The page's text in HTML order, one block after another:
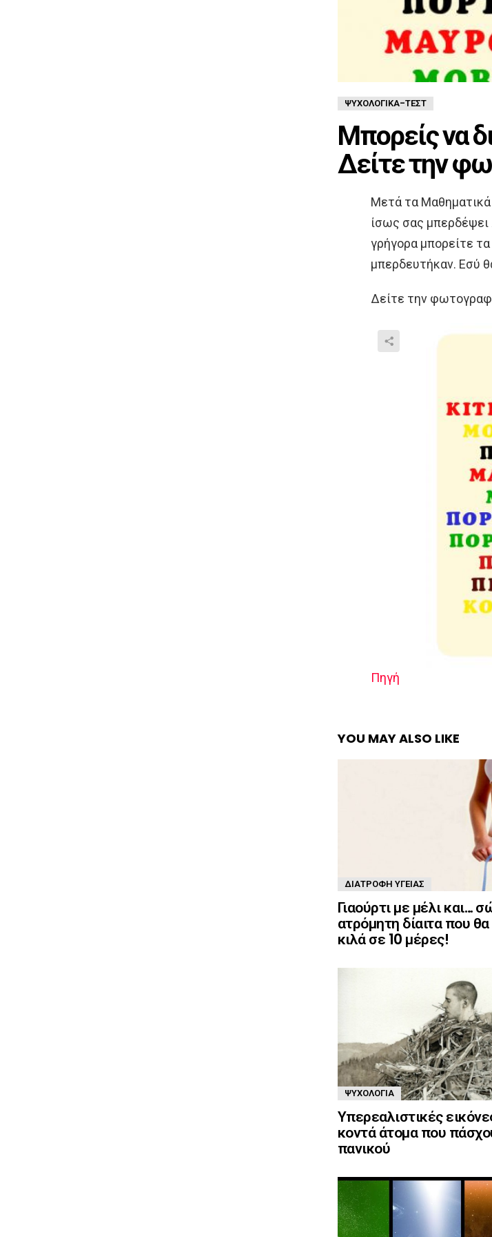
ΨΥΧΟΛΟΓΙΚΆ-ΤΈΣΤ
Μπορείς να
Δείτε την
Μετά τα Μαθηματικά
ίσως σας μπερδέψει
γρήγορα μπορείτε
μπερδευτήκαν. Εσύ
Δείτε την
Πηγή
YOU MAY ALSO LIKE
ΔΙΑΤΡΟΦΉ ΥΓΕΊΑΣ
Γιαούρτι με μέλι και…
ατρόμητη δίαιτα που
κιλά σε 10 μέρες!
ΨΥΧΟΛΟΓΊΑ
Υπερεαλιστικές
κοντά άτομα που
πανικού